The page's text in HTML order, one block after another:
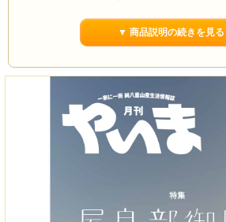
ら、何か事情がありそうだ。
※屋良部村御嶽の碑は大崎牧場の中にあり、原則と
お詫びと訂正：2023年12月号の表紙タイトルに付き
「御願」の表記は正しくは「御嶽」です。ここに深
▼ 商品説明の続きを見